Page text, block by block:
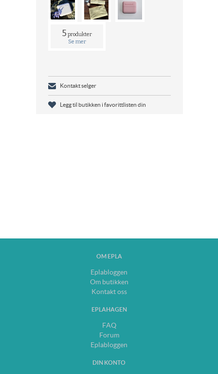
5 produkter
Se mer
Kontakt selger
Legg til butikken i favorittlisten din
OM EPLA
Eplabloggen
Om butikken
Kontakt oss
EPLAHAGEN
FAQ
Forum
Eplabloggen
DIN KONTO